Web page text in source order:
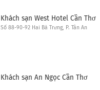
Khách sạn West Hotel Cần Thơ
Số 88-90-92 Hai Bà Trưng, P. Tân An
Khách sạn An Ngọc Cần Thơ